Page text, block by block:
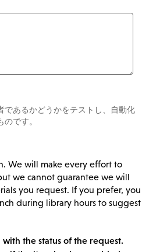
であるかどうかをテストし、自動化
です。
We will make every effort to
we cannot guarantee we will
you request. If you prefer, you
during library hours to suggest
the status of the request.